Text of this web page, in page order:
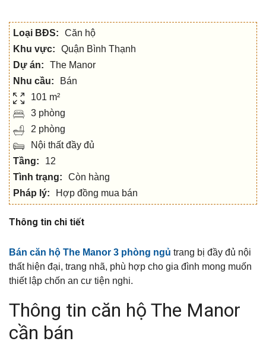
Loại BĐS:
Căn hộ
Khu vực:
Quận Bình Thạnh
Dự án:
The Manor
Nhu cầu:
Bán
101 m²
3 phòng
2 phòng
Nội thất đầy đủ
Tầng:
12
Tình trạng:
Còn hàng
Pháp lý:
Hợp đồng mua bán
Thông tin chi tiết
Bán căn hộ The Manor 3 phòng ngủ trang bị đầy đủ nội
thất hiện đại, trang nhã, phù hợp cho gia đình mong muốn
thiết lập chốn an cư tiện nghi.
Thông tin căn hộ The Manor
cần bán